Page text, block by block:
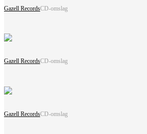
Gazell RecordsCD-omslag
Gazell RecordsCD-omslag
Gazell RecordsCD-omslag